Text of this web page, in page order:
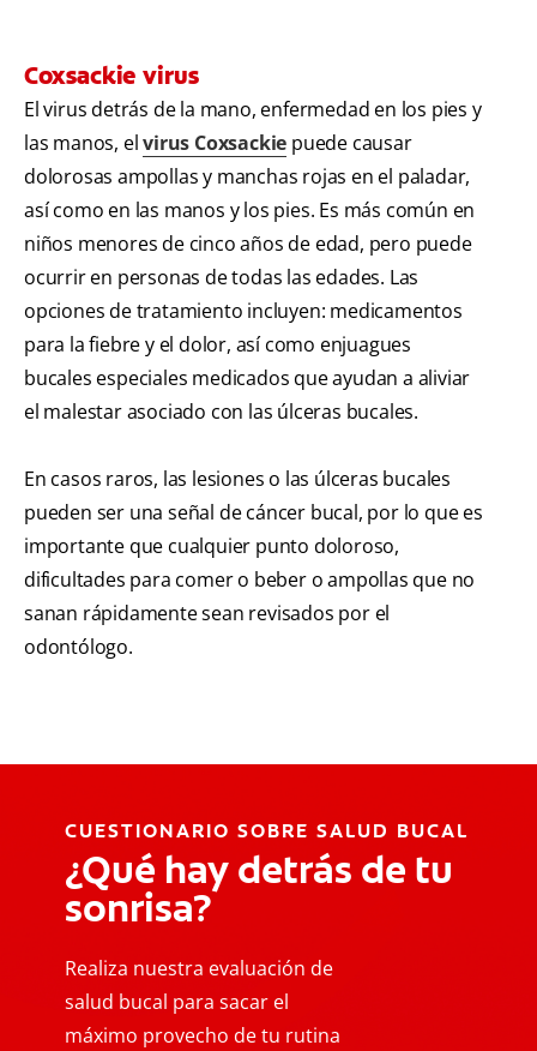
Coxsackie virus
El virus detrás de la mano, enfermedad en los pies y
las manos, elvirus Coxsackie puede causar
dolorosas ampollas y manchas rojas en el paladar,
así como en las manos y los pies. Es más común en
niños menores de cinco años de edad, pero puede
ocurrir en personas de todas las edades. Las
opciones de tratamiento incluyen: medicamentos
para la fiebre y el dolor, así como enjuagues
bucales especiales medicados que ayudan a aliviar
el malestar asociado con las úlceras bucales.
En casos raros, las lesiones o las úlceras bucales
pueden ser una señal de cáncer bucal, por lo que es
importante que cualquier punto doloroso,
dificultades para comer o beber o ampollas que no
sanan rápidamente sean revisados por el
odontólogo.
CUESTIONARIO SOBRE SALUD BUCAL
¿Qué hay detrás de tu
sonrisa?
Realiza nuestra evaluación de
salud bucal para sacar el
máximo provecho de tu rutina